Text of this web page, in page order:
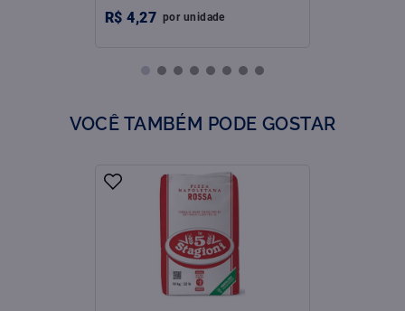
R$ 4,27 por unidade
VOCÊ TAMBÉM PODE GOSTAR